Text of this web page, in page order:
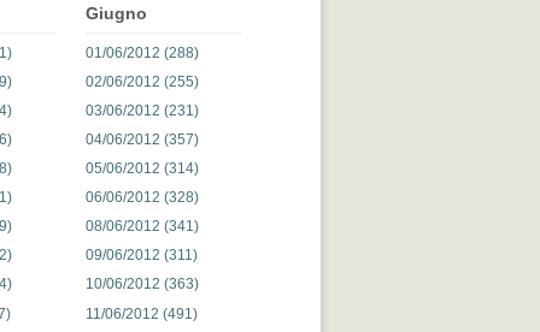
Giugno
01/06/2012 (288)
02/06/2012 (255)
03/06/2012 (231)
04/06/2012 (357)
05/06/2012 (314)
06/06/2012 (328)
08/06/2012 (341)
09/06/2012 (311)
10/06/2012 (363)
11/06/2012 (491)